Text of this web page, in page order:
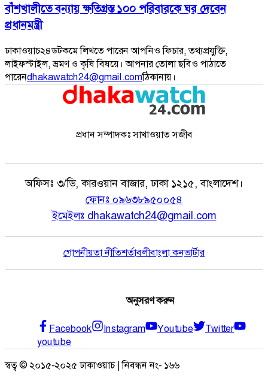
বাঁশখালীতে বন্যায় ক্ষতিগ্রস্ত ১০০ পরিবারকে ঘর দেবেন
প্রধানমন্ত্রী
ঢাকাওয়াচ২৪ডটকমে লিখতে পারেন আপনিও ফিচার, তথ্যপ্রযুক্তি,
লাইফস্টাইল, ভ্রমণ ও কৃষি বিষয়ে। আপনার তোলা ছবিও পাঠাতে
পারেনdhakawatch24@gmail.comঠিকানায়।
প্রধান সম্পাদকঃ সাখাওয়াত সজীব
অফিসঃ ৩/ডি, কারওয়ান বাজার, ঢাকা ১২১৫, বাংলাদেশ।
ফোনঃ ০৯৬৩৮৯৫০০৫৪
ইমেইলঃ dhakawatch24@gmail.com
গোপনীয়তা নীতিশর্তাবলীবাংলা কনভার্টার
অনুসরণ করুন
Facebook Instagram Youtube
Twitter
youtube
স্বত্ব © ২০১৫-২০২৫ ঢাকাওয়াচ | নিবন্ধন নং- ১৬৬